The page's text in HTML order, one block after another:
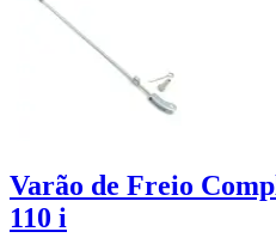
Varão de Freio
110 i